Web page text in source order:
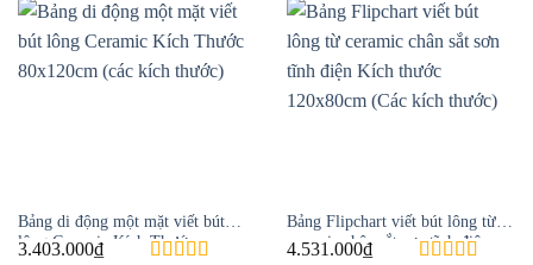
Bảng di động một mặt viết bút
lông Ceramic Kích Thước
3.403.000₫
Bảng Flipchart viết bút lông từ
ceramic chân sắt sơn tĩnh điện
4.531.000₫